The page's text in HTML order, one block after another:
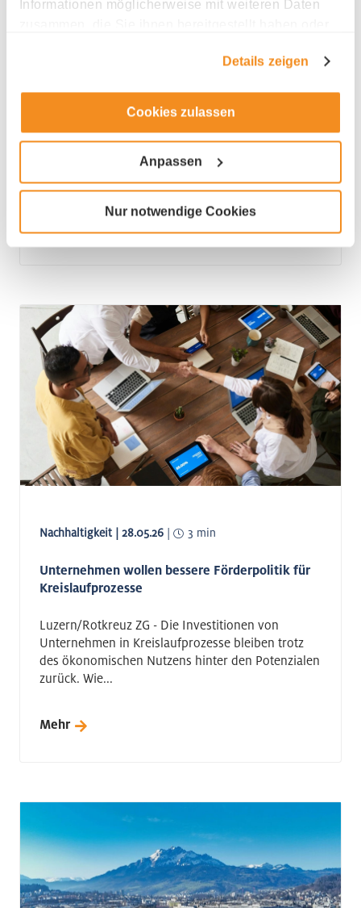
Informationen möglicherweise mit weiteren Daten
Details zeigen
Cookies zulassen
Anpassen
Nur notwendige Cookies
CKW bestätigt Vorjahresergebnis
2025/26 eine solide operative Leistung erzielt. Die
Gruppe konnte ihr bereinigtes EBIT um 3,7 Prozent
au...
Nachhaltigkeit | 28.05.26 | 3 min
Unternehmen wollen bessere Förderpolitik für
Kreislaufprozesse
Luzern/Rotkreuz ZG - Die Investitionen von
Unternehmen in Kreislaufprozesse bleiben trotz
des ökonomischen Nutzens hinter den Potenzialen
zurück. Wie...
Mehr